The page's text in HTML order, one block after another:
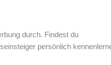
durch. Findest du
persönlich